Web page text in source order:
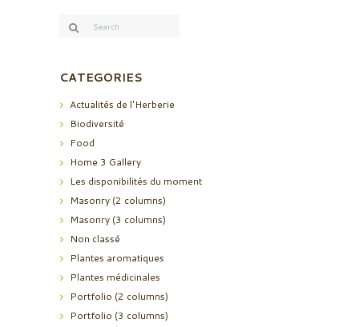
CATEGORIES
Actualités de l'Herberie
Biodiversité
Food
Home 3 Gallery
Les disponibilités du moment
Masonry (2 columns)
Masonry (3 columns)
Non classé
Plantes aromatiques
Plantes médicinales
Portfolio (2 columns)
Portfolio (3 columns)